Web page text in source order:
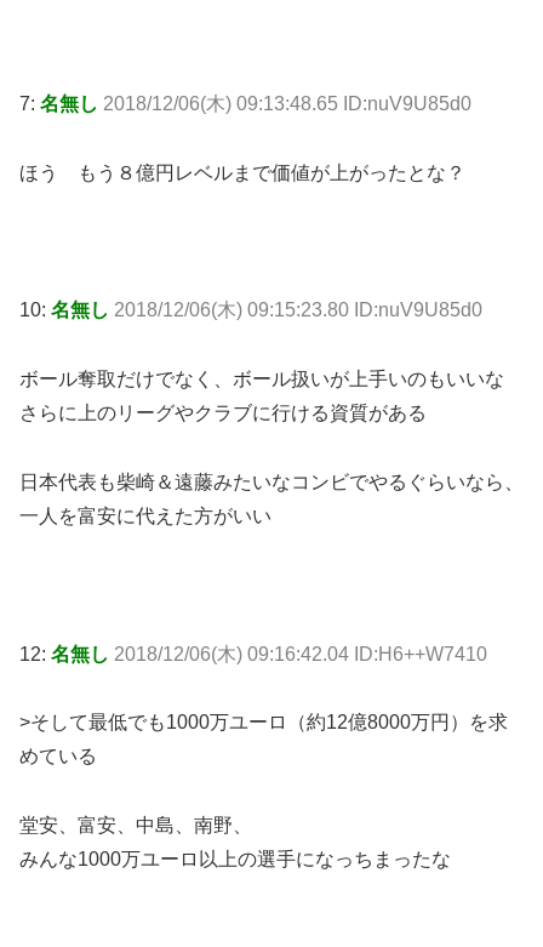
7: 名無し 2018/12/06(木) 09:13:48.65 ID:nuV9U85d0
ほう もう８億円レベルまで価値が上がったとな？
10: 名無し 2018/12/06(木) 09:15:23.80 ID:nuV9U85d0
ボール奪取だけでなく、ボール扱いが上手いのもいいな
さらに上のリーグやクラブに行ける資質がある
日本代表も柴崎＆遠藤みたいなコンビでやるぐらいなら、
一人を富安に代えた方がいい
12: 名無し 2018/12/06(木) 09:16:42.04 ID:H6++W7410
>そして最低でも1000万ユーロ（約12億8000万円）を求
めている
堂安、富安、中島、南野、
みんな1000万ユーロ以上の選手になっちまったな